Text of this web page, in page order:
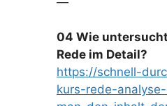
04 Wie
Rede im Detail?
https://schnell-
kurs-rede-